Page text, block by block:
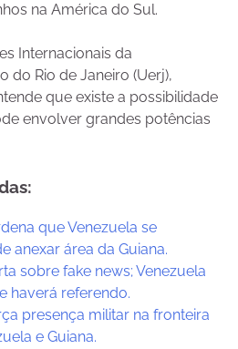
na América do Sul.
Internacionais da
do Rio de Janeiro (Uerj),
que existe a possibilidade
envolver grandes potências
que Venezuela se
anexar área da Guiana.
sobre fake news; Venezuela
haverá referendo.
presença militar na fronteira
e Guiana.